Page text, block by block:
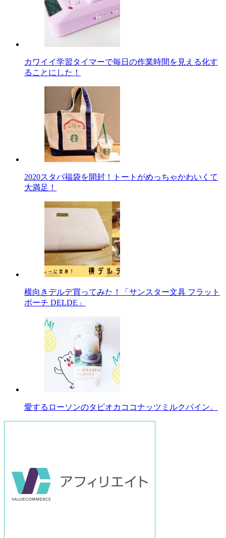
カワイイ学習タイマーで毎日の作業時間を見える化す
ることにした！
2020スタバ福袋を開封！トートがめっちゃかわいくて
大満足！
横向きデルデ買ってみた！「サンスター文具 フラット
ポーチ DELDE」
愛するローソンのタピオカココナッツミルクパイン。